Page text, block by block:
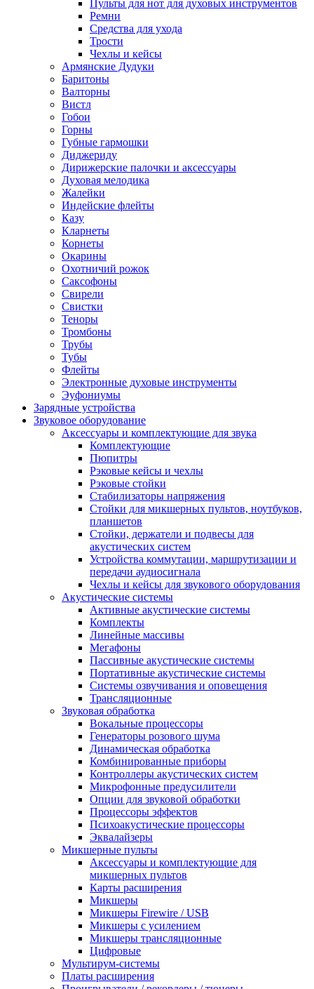
Пульты для нот для духовых инструментов
Ремни
Средства для ухода
Трости
Чехлы и кейсы
Армянские Дудуки
Баритоны
Валторны
Вистл
Гобои
Горны
Губные гармошки
Диджериду
Дирижерские палочки и аксессуары
Духовая мелодика
Жалейки
Индейские флейты
Казу
Кларнеты
Корнеты
Окарины
Охотничий рожок
Саксофоны
Свирели
Свистки
Теноры
Тромбоны
Трубы
Тубы
Флейты
Электронные духовые инструменты
Эуфониумы
Зарядные устройства
Звуковое оборудование
Аксессуары и комплектующие для звука
Комплектующие
Пюпитры
Рэковые кейсы и чехлы
Рэковые стойки
Стабилизаторы напряжения
Стойки для микшерных пультов, ноутбуков,
планшетов
Стойки, держатели и подвесы для
акустических систем
Устройства коммутации, маршрутизации и
передачи аудиосигнала
Чехлы и кейсы для звукового оборудования
Акустические системы
Активные акустические системы
Комплекты
Линейные массивы
Мегафоны
Пассивные акустические системы
Портативные акустические системы
Системы озвучивания и оповещения
Трансляционные
Звуковая обработка
Вокальные процессоры
Генераторы розового шума
Динамическая обработка
Комбинированные приборы
Контроллеры акустических систем
Микрофонные предусилители
Опции для звуковой обработки
Процессоры эффектов
Психоакустические процессоры
Эквалайзеры
Микшерные пульты
Аксессуары и комплектующие для
микшерных пультов
Карты расширения
Микшеры
Микшеры Firewire / USB
Микшеры с усилением
Микшеры трансляционные
Цифровые
Мультирум-системы
Платы расширения